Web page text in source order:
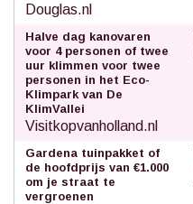
Douglas.nl
Halve dag kanovaren
voor 4 personen of twee
uur klimmen voor twee
personen in het Eco-
Klimpark van De
KlimVallei
Visitkopvanholland.nl
Gardena tuinpakket of
de hoofdprijs van €1.000
om je straat te
vergroenen